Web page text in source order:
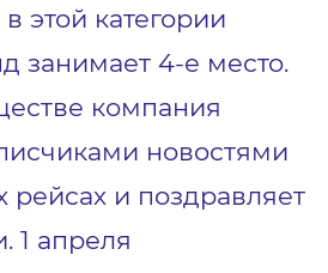
этой категории
занимает 4-е место.
компания
новостями
рейсах и поздравляет
1 апреля